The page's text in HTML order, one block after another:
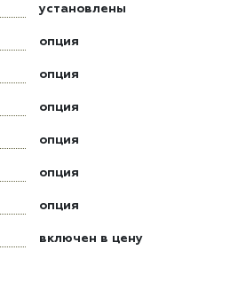
установлены
опция
опция
опция
опция
опция
опция
включен в цену